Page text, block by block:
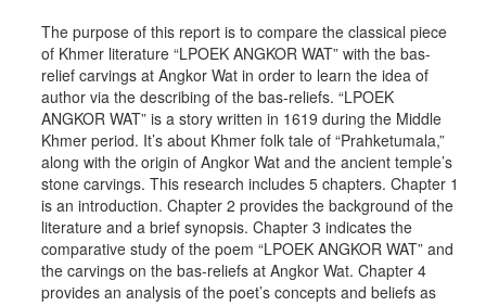
The purpose of this report is to compare the classical piece
of Khmer literature “LPOEK ANGKOR WAT” with the bas-
relief carvings at Angkor Wat in order to learn the idea of
author via the describing of the bas-reliefs. “LPOEK
ANGKOR WAT” is a story written in 1619 during the Middle
Khmer period. It’s about Khmer folk tale of “Prahketumala,”
along with the origin of Angkor Wat and the ancient temple’s
stone carvings. This research includes 5 chapters. Chapter 1
is an introduction. Chapter 2 provides the background of the
literature and a brief synopsis. Chapter 3 indicates the
comparative study of the poem “LPOEK ANGKOR WAT” and
the carvings on the bas-reliefs at Angkor Wat. Chapter 4
provides an analysis of the poet’s concepts and beliefs as